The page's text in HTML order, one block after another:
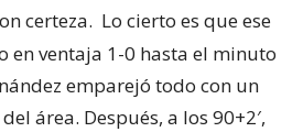
certeza. Lo cierto es que ese
en ventaja 1-0 hasta el minuto
emparejó todo con un
área. Después, a los 90+2′,